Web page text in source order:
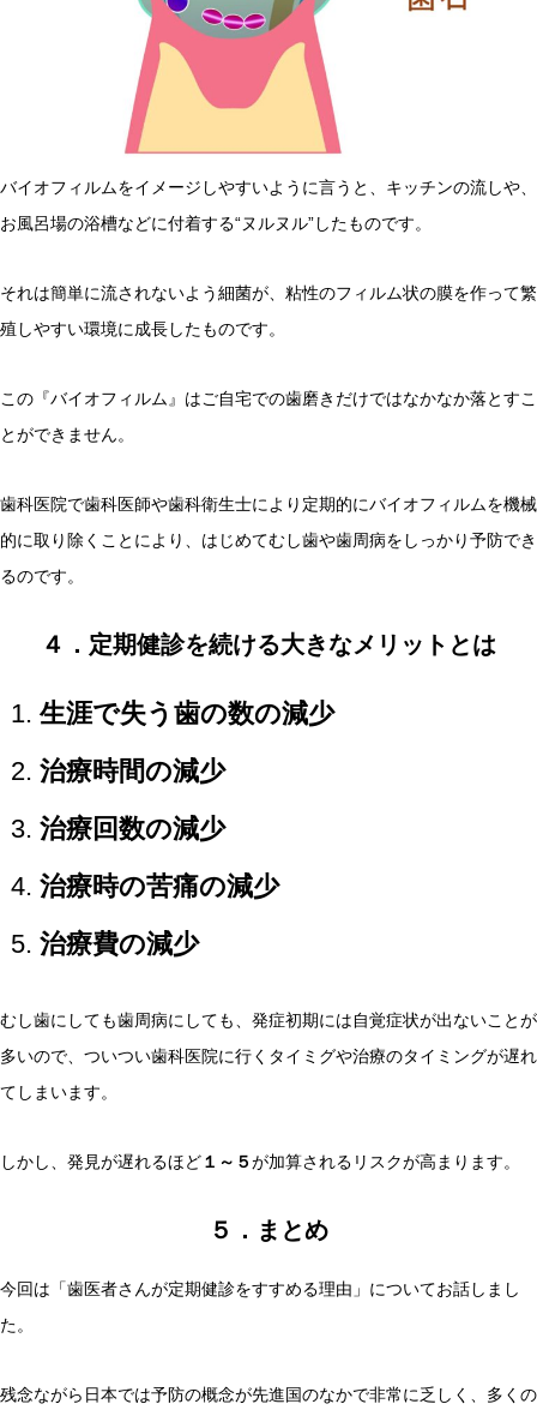
バイオフィルムをイメージしやすいように言うと、キッチンの流しや、
お風呂場の浴槽などに付着する“ヌルヌル”したものです。
それは簡単に流されないよう細菌が、粘性のフィルム状の膜を作って繁
殖しやすい環境に成長したものです。
この『バイオフィルム』はご自宅での歯磨きだけではなかなか落とすこ
とができません。
歯科医院で歯科医師や歯科衛生士により定期的にバイオフィルムを機械
的に取り除くことにより、はじめてむし歯や歯周病をしっかり予防でき
るのです。
４．定期健診を続ける大きなメリットとは
生涯で失う歯の数の減少
治療時間の減少
治療回数の減少
治療時の苦痛の減少
治療費の減少
むし歯にしても歯周病にしても、発症初期には自覚症状が出ないことが
多いので、ついつい歯科医院に行くタイミグや治療のタイミングが遅れ
てしまいます。
しかし、発見が遅れるほど１～５が加算されるリスクが高まります。
５．まとめ
今回は「歯医者さんが定期健診をすすめる理由」についてお話しまし
た。
残念ながら日本では予防の概念が先進国のなかで非常に乏しく、多くの